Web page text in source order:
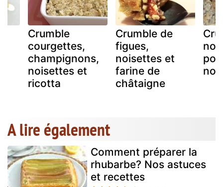
Crumble
courgettes,
champignons,
noisettes et
ricotta
Crumble de
figues,
noisettes et
farine de
châtaigne
A lire également
Comment préparer la
rhubarbe? Nos astuces
et recettes